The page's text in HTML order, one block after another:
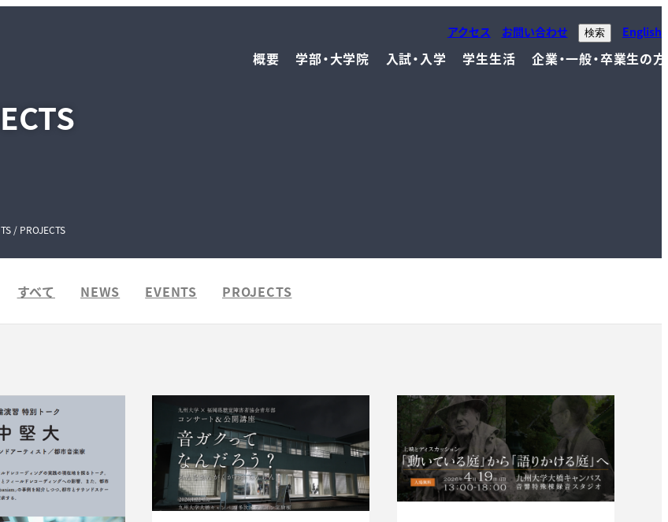
アクセス お問い合わせ 検索 English
概要 学部・大学院 入試・入学 学生生活 企業・一般・卒業生の方
/ PROJECTS
すべて NEWS EVENTS PROJECTS